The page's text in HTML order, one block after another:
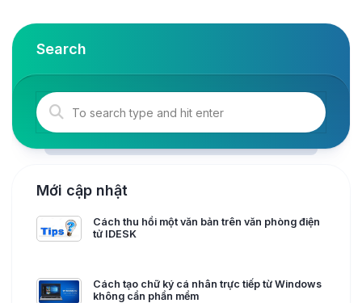
Search
Mới cập nhật
Cách thu hồi một văn bản trên văn phòng điện
tử IDESK
Cách tạo chữ ký cá nhân trực tiếp từ Windows
không cần phần mềm